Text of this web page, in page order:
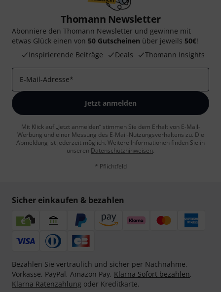
Thomann Newsletter
Abonniere den Thomann Newsletter und gewinne mit
etwas Glück einen von 50 Gutscheinen über jeweils 50€!
Inspirierende Beiträge
Deals Thomann Insights
E-Mail-Adresse*
Jetzt anmelden
Mit Klick auf „Jetzt anmelden“ stimmen Sie dem Erhalt von E-Mail-
Werbung und einer Messung des E-Mail-Nutzungsverhaltens zu. Die
Abmeldung ist jederzeit möglich. Weitere Informationen finden Sie in
unseren Datenschutzhinweisen.
* Pflichtfeld
Sicher einkaufen & bezahlen
Bezahlen Sie vertraulich und sicher per Nachnahme,
Vorkasse, PayPal, Amazon Pay, Klarna Sofort bezahlen,
Klarna Ratenzahlung oder Kreditkarte.